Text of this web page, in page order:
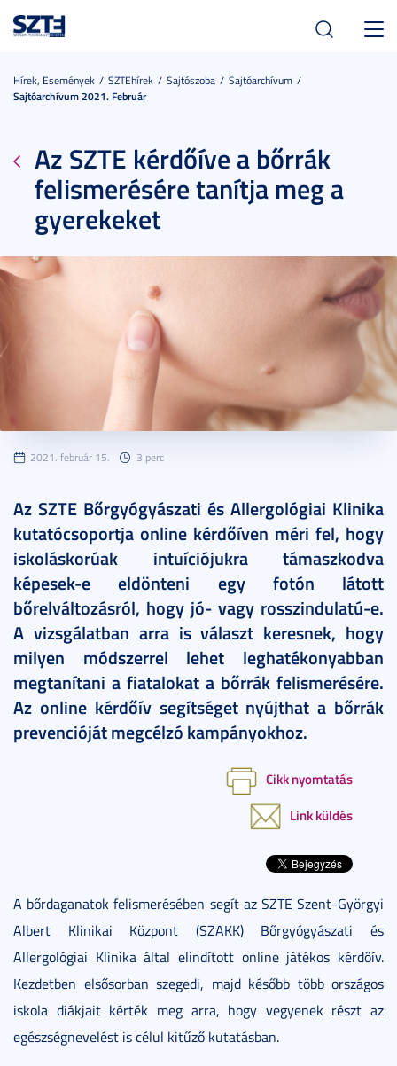
Hírek, Események SZTEhírek Sajtószoba
Sajtóarchívum
Sajtóarchívum 2021. Február
Az SZTE kérdőíve a bőrrák
felismerésére tanítja meg a
gyerekeket
2021. február 15. 3 perc
Az SZTE Bőrgyógyászati és Allergológiai Klinika
kutatócsoportja online kérdőíven méri fel, hogy
iskoláskorúak intuíciójukra támaszkodva
képesek-e eldönteni egy fotón látott
bőrelváltozásról, hogy jó- vagy rosszindulatú-e.
A vizsgálatban arra is választ keresnek, hogy
milyen módszerrel lehet leghatékonyabban
megtanítani a fiatalokat a bőrrák felismerésére.
Az online kérdőív segítséget nyújthat a bőrrák
prevencióját megcélzó kampányokhoz.
Cikk nyomtatás
Link küldés
A bőrdaganatok felismerésében segít az SZTE Szent-Györgyi
Albert Klinikai Központ (SZAKK) Bőrgyógyászati és
Allergológiai Klinika által elindított online játékos kérdőív.
Kezdetben elsősorban szegedi, majd később több országos
iskola diákjait kérték meg arra, hogy vegyenek részt az
egészségnevelést is célul kitűző kutatásban.